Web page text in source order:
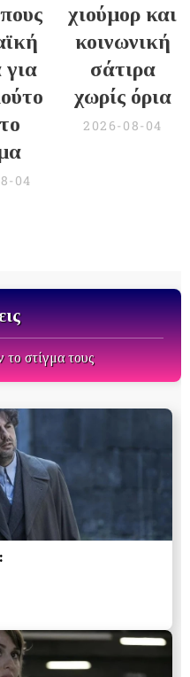
για
04
χιούμορ και
κοινωνική
σάτιρα
χωρίς όρια
2026-08-04
το στίγμα τους